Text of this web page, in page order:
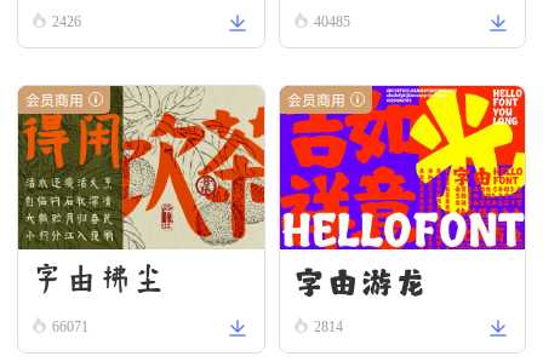
2426 40485
会员商用
字由拂尘
66071
会员商用
字由游龙
2814